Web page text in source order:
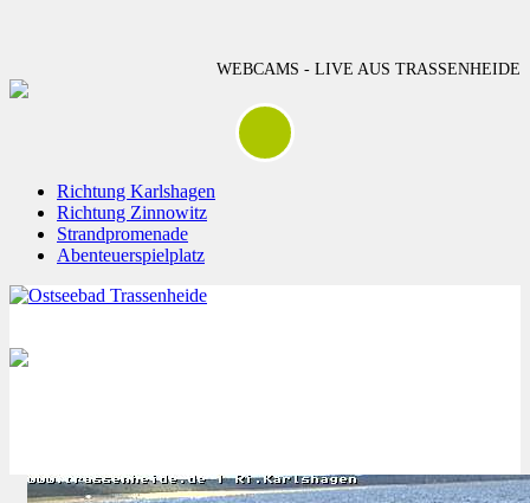
WEBCAMS - LIVE AUS TRASSENHEIDE
Richtung Karlshagen
Richtung Zinnowitz
Strandpromenade
Abenteuerspielplatz